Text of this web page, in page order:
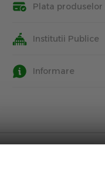
Plata
Institutii Publice
Informare